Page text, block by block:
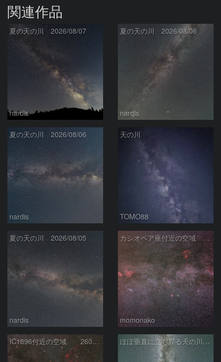
関連作品
夏の天の川 2026/08/07
nardis
夏の天の川 2026/08/06
nardis
夏の天の川 2026/08/06
nardis
天の川
TOMO88
夏の天の川 2026/08/05
nardis
カシオペア座付近の空域 260720
momonako
IC1396付近の空域 260720 ほぼ垂直に立ち昇る天の川銀河